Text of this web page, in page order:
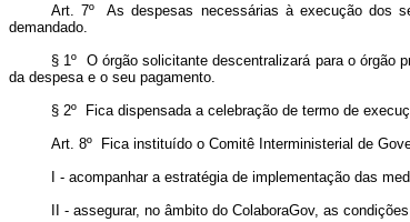
Art. 7º As despesas necessárias à execução dos
demandado.
§ 1º O órgão solicitante descentralizará para o órgão
da despesa e o seu pagamento.
§ 2º Fica dispensada a celebração de termo de
Art. 8º Fica instituído o Comitê Interministerial de
I - acompanhar a estratégia de implementação das
II - assegurar, no âmbito do ColaboraGov, as